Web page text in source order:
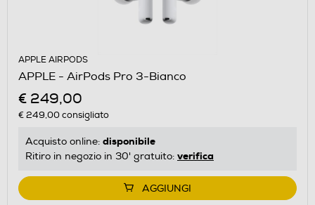
APPLE AIRPODS
APPLE - AirPods Pro 3-Bianco
€ 249,00
€ 249,00consigliato
Acquisto online: disponibile
Ritiro in negozio in 30' gratuito: verifica
AGGIUNGI